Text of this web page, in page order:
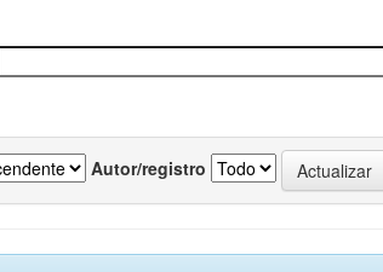
Autor/registro